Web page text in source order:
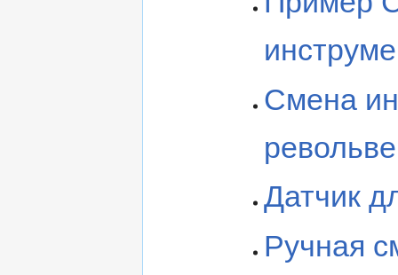
Смена
Датчик
Ручная